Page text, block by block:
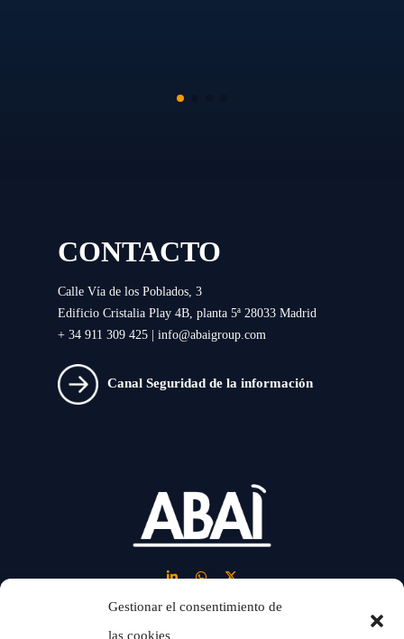
Gestionar el consentimiento de
las cookies
CONTACTO
Calle Vía de los Poblados, 3
Edificio Cristalia Play 4B, planta 5ª 28033 Madrid
+ 34 911 309 425 | info@abaigroup.com
Canal Seguridad de la información